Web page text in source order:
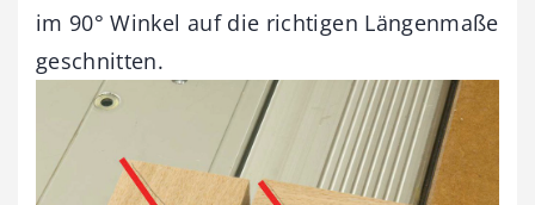
im 90° Winkel auf die richtigen Längenmaße
geschnitten.